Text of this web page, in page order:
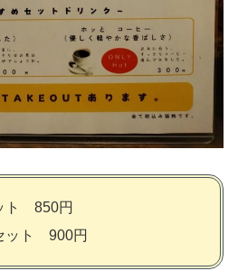
ト 850円
ット 900円